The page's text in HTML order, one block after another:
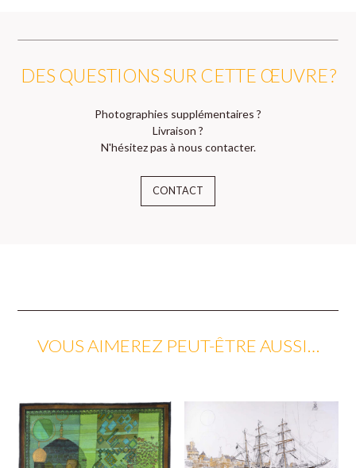
DES QUESTIONS SUR CETTE ŒUVRE ?
Photographies supplémentaires ?
Livraison ?
N'hésitez pas à nous contacter.
CONTACT
VOUS AIMEREZ PEUT-ÊTRE AUSSI…